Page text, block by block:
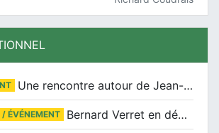
Une rencontre autour de Jean-Claude Suaudeau
/ ÉVÉNEMENT Bernard Verret en dédicaces le samedi 13 décembre à l’Espace Culturel Atlantis